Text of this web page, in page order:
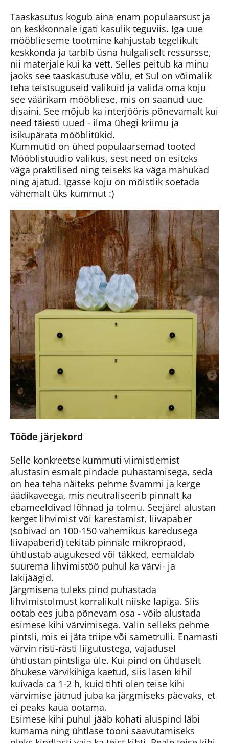
Taaskasutus kogub aina enam populaarsust ja
on keskkonnale igati kasulik teguviis. Iga uue
mööblieseme tootmine kahjustab tegelikult
keskkonda ja tarbib üsna hulgaliselt ressursse,
nii materjale kui ka vett. Selles peitub ka minu
jaoks see taaskasutuse võlu, et Sul on võimalik
teha teistsuguseid valikuid ja valida oma koju
see väärikam mööbliese, mis on saanud uue
disaini. See mõjub ka interjööris põnevamalt kui
need täiesti uued - ilma ühegi kriimu ja
isikupärata mööblitükid.
Kummutid on ühed populaarsemad tooted
Mööblistuudio valikus, sest need on esiteks
väga praktilised ning teiseks ka väga mahukad
ning ajatud. Igasse koju on mõistlik soetada
vähemalt üks kummut :)
Tööde järjekord
Selle konkreetse kummuti viimistlemist
alustasin esmalt pindade puhastamisega, seda
on hea teha näiteks pehme švammi ja kerge
äädikaveega, mis neutraliseerib pinnalt ka
ebameeldivad lõhnad ja tolmu. Seejärel alustan
kerget lihvimist või karestamist, liivapaber
(sobivad on 100-150 vahemikus karedusega
liivapaberid) tekitab pinnale mikropraod,
ühtlustab augukesed või täkked, eemaldab
suurema lihvimistöö puhul ka värvi- ja
lakijäägid.
Järgmisena tuleks pind puhastada
lihvimistolmust korralikult niiske lapiga. Siis
ootab ees juba põnevam osa - võib alustada
esimese kihi värvimisega. Valin selleks pehme
pintsli, mis ei jäta triipe või sametrulli. Enamasti
värvin risti-rästi liigutustega, vajadusel
ühtlustan pintsliga üle. Kui pind on ühtlaselt
õhukese värvikihiga kaetud, siis lasen kihil
kuivada ca 1-2 h, kuid tihti olen teise kihi
värvimise jätnud juba ka järgmiseks päevaks, et
ei peaks kaua ootama.
Esimese kihi puhul jääb kohati aluspind läbi
kumama ning ühtlase tooni saavutamiseks